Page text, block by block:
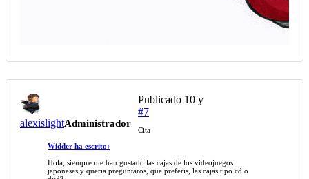
alexislightAdministrador
Publicado 10 y
#7
Cita
Widder ha escrito:
Hola, siempre me han gustado las cajas de los videojuegos
japoneses y queria preguntaros, que preferis, las cajas tipo cd o